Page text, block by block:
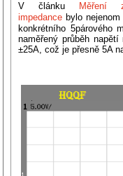
V článku
Měření
impedance bylo
konkrétního 5párového
naměřený průběh
±25A, což je přesně 5A